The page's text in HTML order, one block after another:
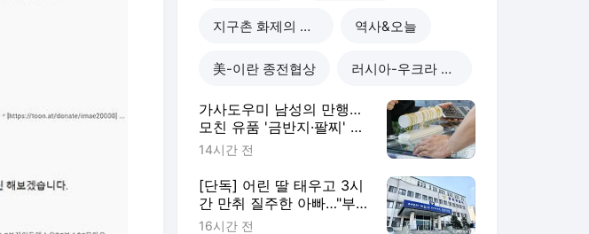
지구촌 화제의 뉴스 역사&오늘
美-이란 종전협상 러시아-우크라 전쟁
가사도우미 남성의 만행…
모친 유품 '금반지·팔찌' 녹
여 팔았다
14시간 전
[단독] 어린 딸 태우고 3시
간 만취 질주한 아빠…"부
부싸움 뒤 홧김에"
16시간 전